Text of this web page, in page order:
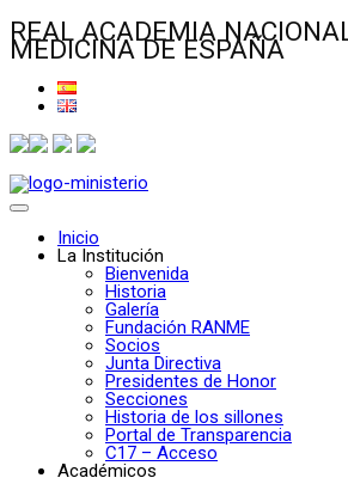
REAL ACADEMIA
MEDICINA DE ESPAÑA
Inicio
La Institución
Bienvenida
Historia
Galería
Fundación RANME
Socios
Junta Directiva
Presidentes de Honor
Secciones
Historia de los sillones
Portal de Transparencia
C17 – Acceso
Académicos